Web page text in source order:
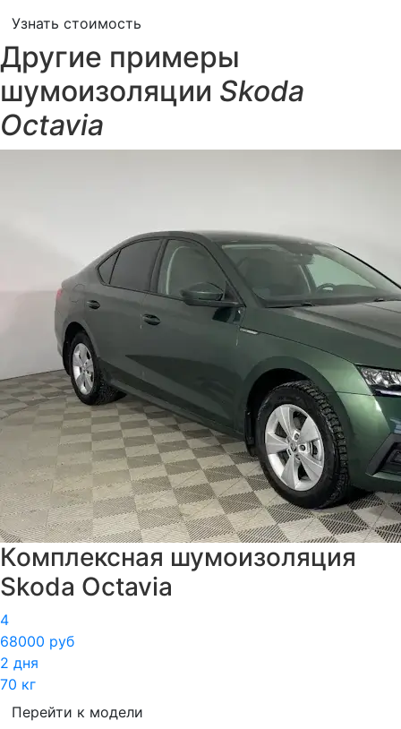
Узнать стоимость
Другие примеры
шумоизоляции Skoda
Octavia
Комплексная шумоизоляция
Skoda Octavia
4
68000 руб
2 дня
70 кг
Перейти к модели